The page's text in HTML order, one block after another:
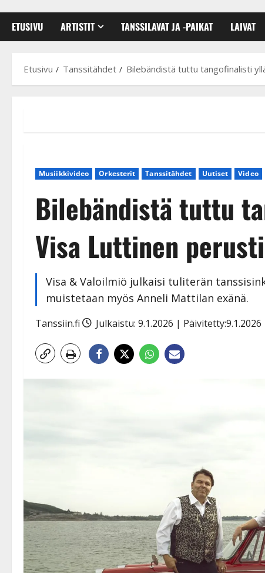
ETUSIVU ARTISTIT TANSSILAVAT JA -PAIKAT LAIVAT
Etusivu Tanssitähdet Bilebändistä tuttu tangofinalisti
Musiikkivideo Orkesterit Tanssitähdet Uutiset Video
Bilebändistä tuttu
Visa Luttinen
Visa & Valoilmiö julkaisi tuliterän
muistetaan myös Anneli Mattilan exänä.
Tanssiin.fi Julkaistu: 9.1.2026 | Päivitetty:9.1.2026